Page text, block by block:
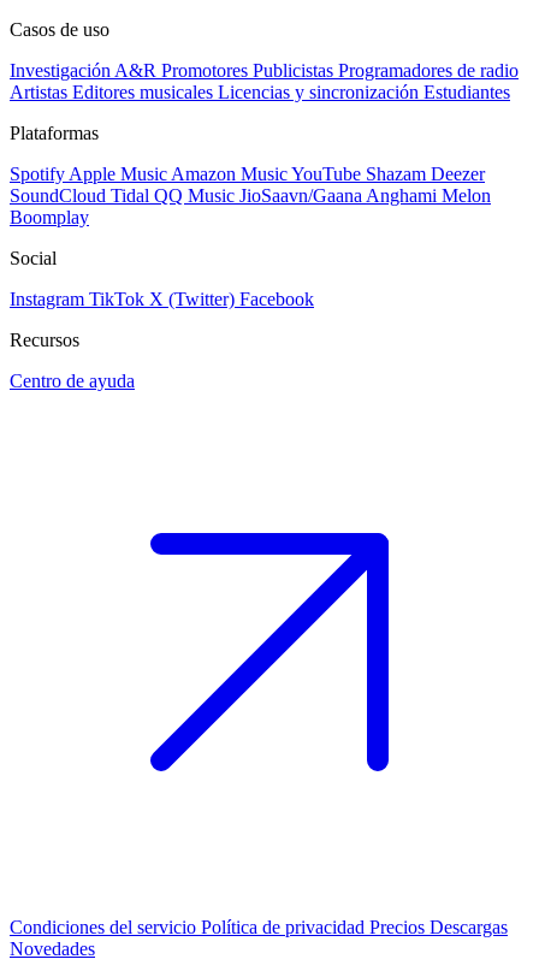
Casos de uso
Investigación A&R Promotores Publicistas Programadores de radio
Artistas Editores musicales Licencias y sincronización Estudiantes
Plataformas
Spotify Apple Music Amazon MusicYouTube Shazam Deezer
SoundCloud Tidal QQ Music JioSaavn/Gaana Anghami Melon
Boomplay
Social
Instagram TikTok X (Twitter) Facebook
Recursos
Centro de ayuda
Condiciones del servicio Política de privacidad Precios Descargas
Novedades